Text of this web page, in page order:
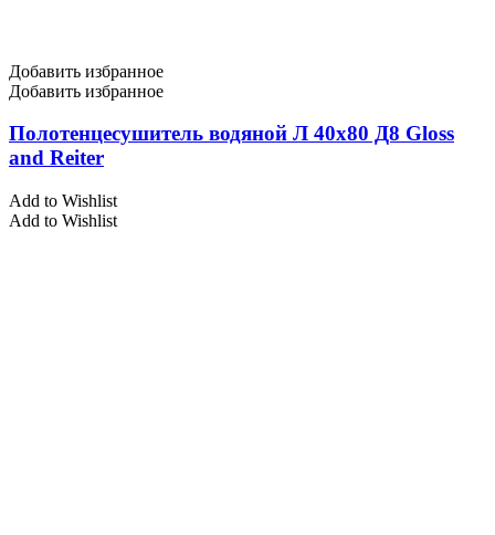
Добавить избранное
Добавить избранное
Полотенцесушитель водяной Л 40х80 Д8 Gloss
and Reiter
Add to Wishlist
Add to Wishlist